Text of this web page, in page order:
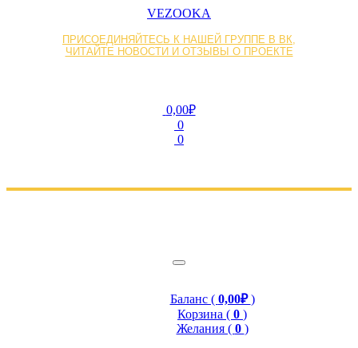
VEZOOKA
ПРИСОЕДИНЯЙТЕСЬ К НАШЕЙ ГРУППЕ В ВК,
ЧИТАЙТЕ НОВОСТИ И ОТЗЫВЫ О ПРОЕКТЕ
0,00₽
0
0
Баланс ( 0,00₽)
Корзина ( 0 )
Желания ( 0 )